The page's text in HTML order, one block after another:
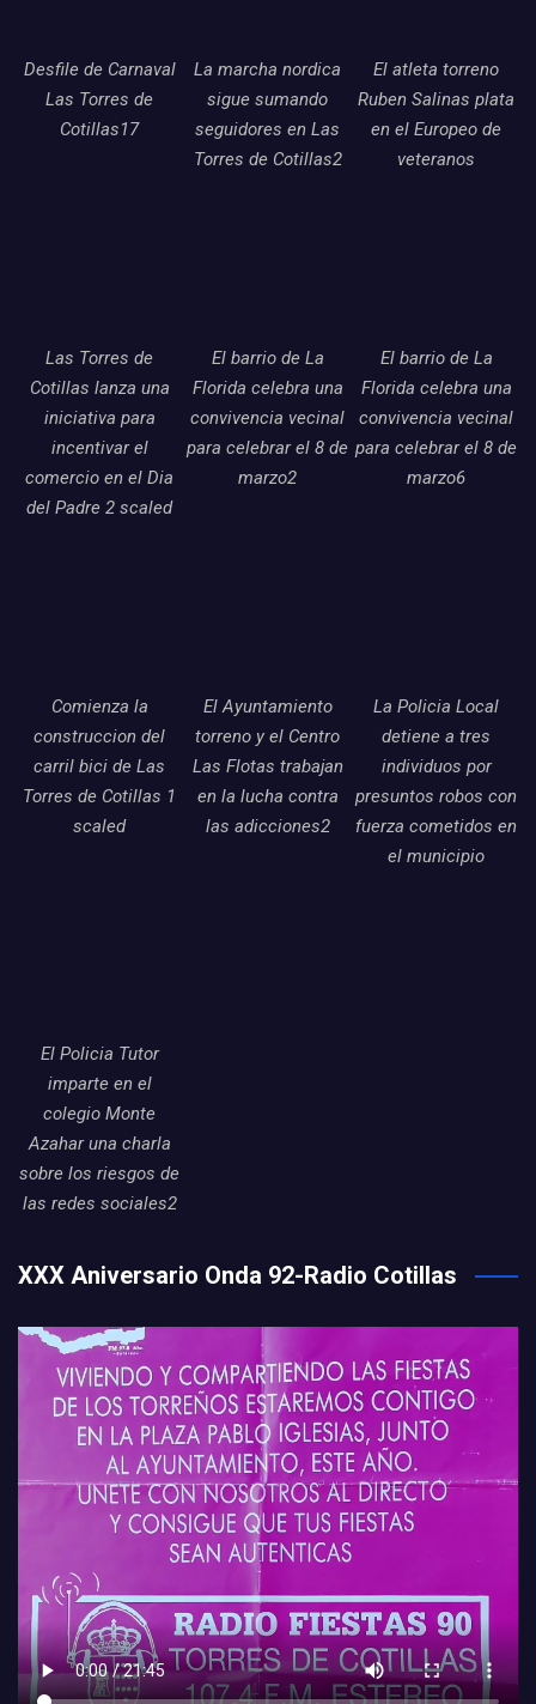
Desfile de Carnaval
Las Torres de
Cotillas17
La marcha nordica
sigue sumando
seguidores en Las
Torres de Cotillas2
El atleta torreno
Ruben Salinas plata
en el Europeo de
veteranos
Las Torres de
Cotillas lanza una
iniciativa para
incentivar el
comercio en el Dia
del Padre 2 scaled
El barrio de La
Florida celebra una
convivencia vecinal
para celebrar el 8 de
marzo2
El barrio de La
Florida celebra una
convivencia vecinal
para celebrar el 8 de
marzo6
Comienza la
construccion del
carril bici de Las
Torres de Cotillas 1
scaled
El Ayuntamiento
torreno y el Centro
Las Flotas trabajan
en la lucha contra
las adicciones2
La Policia Local
detiene a tres
individuos por
presuntos robos con
fuerza cometidos en
el municipio
El Policia Tutor
imparte en el
colegio Monte
Azahar una charla
sobre los riesgos de
las redes sociales2
XXX Aniversario Onda 92-Radio Cotillas